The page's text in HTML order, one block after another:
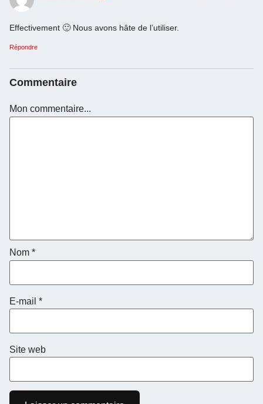
Effectivement 🙂 Nous avons hâte de l’utiliser.
Répondre
Commentaire
Mon commentaire...
Nom *
E-mail *
Site web